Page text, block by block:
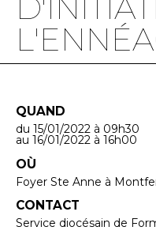
QUAND
du 15/01/2022 à 09h30
au 16/01/2022 à 16h00
OÙ
Foyer Ste Anne à
CONTACT
Service diocésain de